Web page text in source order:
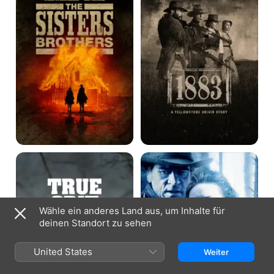
Vergeltung
The
Missing
Wähle ein anderes Land aus, um Inhalte für
deinen Standort zu sehen
United States Weiter